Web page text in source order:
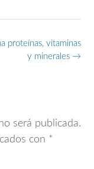
proteínas, vitaminas
y minerales →
será publicada.
con *